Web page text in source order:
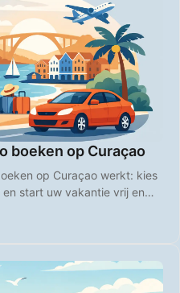
boeken op Curaçao
op Curaçao werkt: kies
start uw vakantie vrij en